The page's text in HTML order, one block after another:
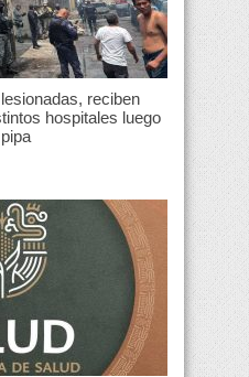
reciben
hospitales luego